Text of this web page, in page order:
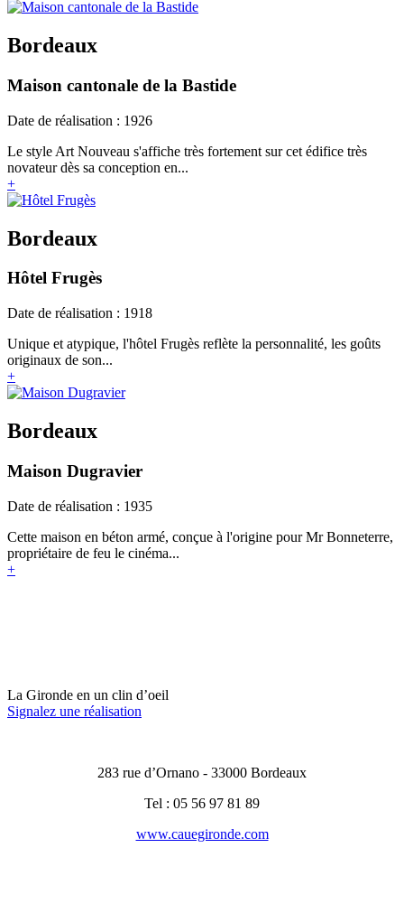
Bordeaux
Maison cantonale de la Bastide
Date de réalisation : 1926
Le style Art Nouveau s'affiche très fortement sur cet édifice très
novateur dès sa conception en...
+
Bordeaux
Hôtel Frugès
Date de réalisation : 1918
Unique et atypique, l'hôtel Frugès reflète la personnalité, les goûts
originaux de son...
+
Bordeaux
Maison Dugravier
Date de réalisation : 1935
Cette maison en béton armé, conçue à l'origine pour Mr Bonneterre,
propriétaire de feu le cinéma...
+
La Gironde en un clin d’oeil
Signalez une réalisation
283 rue d’Ornano - 33000 Bordeaux
Tel : 05 56 97 81 89
www.cauegironde.com